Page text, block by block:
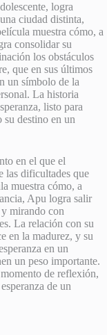
logra
ciudad distinta,
muestra cómo, a
consolidar su
los obstáculos
que en sus últimos
un símbolo de la
La historia
listo para
su destino en un
en el que el
las dificultades que
muestra cómo, a
Apu logra salir
y mirando con
La relación con su
en la madurez, y su
en un
un peso importante.
de reflexión,
de un